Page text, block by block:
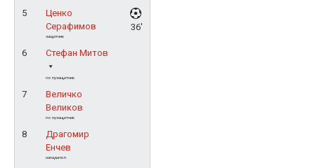
5
Ценко
Серафимов
защитник
36'
6 Стефан Митов
полузащитник
7
Величко
Великов
полузащитник
8
Драгомир
Енчев
нападател